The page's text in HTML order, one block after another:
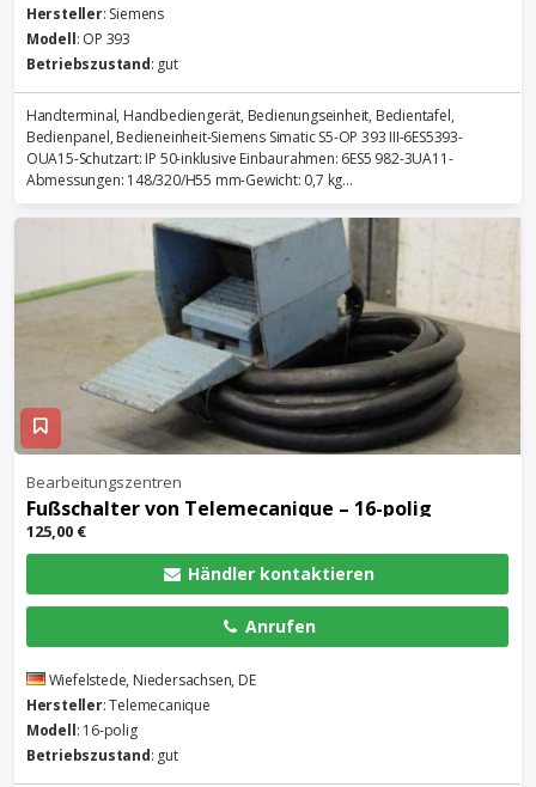
Hersteller: Siemens
Modell: OP 393
Betriebszustand: gut
Handterminal, Handbediengerät, Bedienungseinheit, Bedientafel,
Bedienpanel, Bedieneinheit-Siemens Simatic S5-OP 393 III-6ES5393-
OUA15-Schutzart: IP 50-inklusive Einbaurahmen: 6ES5 982-3UA11-
Abmessungen: 148/320/H55 mm-Gewicht: 0,7 kg...
Bearbeitungszentren
Fußschalter von Telemecanique – 16-polig
125,00 €
Händler kontaktieren
Anrufen
Wiefelstede, Niedersachsen, DE
Hersteller: Telemecanique
Modell: 16-polig
Betriebszustand: gut